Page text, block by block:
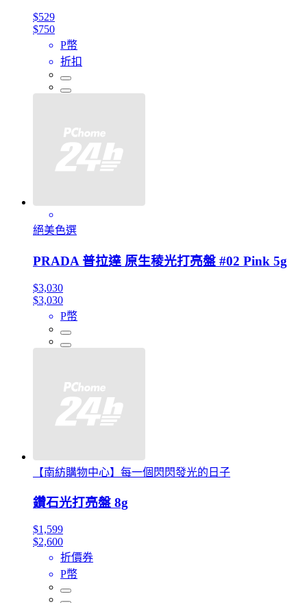
$529
$750
P幣
折扣
絕美色選
PRADA 普拉達 原生稜光打亮盤 #02 Pink 5g
$3,030
$3,030
P幣
【南紡購物中心】每一個閃閃發光的日子
鑽石光打亮盤 8g
$1,599
$2,600
折價券
P幣